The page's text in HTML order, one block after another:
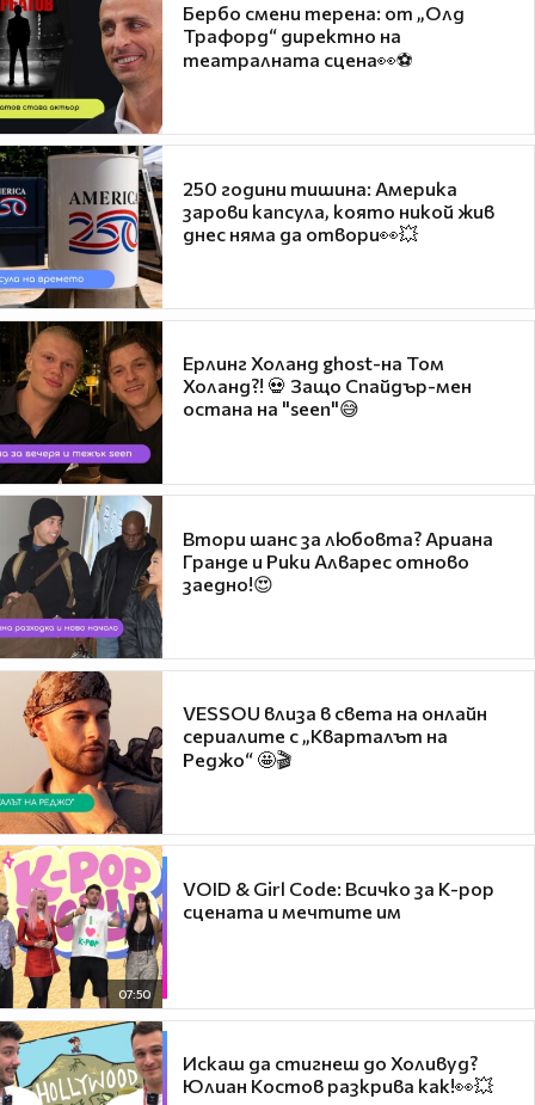
Бербо смени терена: от „Олд
Трафорд“ директно на
театралната сцена👀⚽
250 години тишина: Америка
зарови капсула, която никой жив
днес няма да отвори👀💥
Ерлинг Холанд ghost-на Том
Холанд?! 💀 Защо Спайдър-мен
остана на "seen"😅
Втори шанс за любовта? Ариана
Гранде и Рики Алварес отново
заедно!😍
VESSOU влиза в света на онлайн
сериалите с „Кварталът на
Реджо“ 🤩🎬
07:50
VOID & Girl Code: Всичко за K-pop
сцената и мечтите им
Искаш да стигнеш до Холивуд?
Юлиан Костов разкрива как!👀💥